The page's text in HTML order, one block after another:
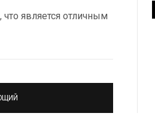
является отличным